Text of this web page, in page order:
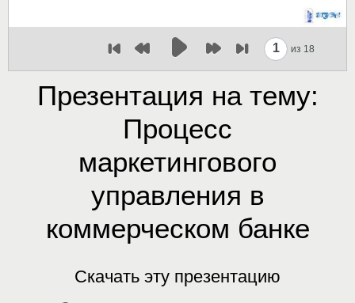
1 из 18
Презентация на тему:
Процесс
маркетингового
управления в
коммерческом банке
Скачать эту презентацию